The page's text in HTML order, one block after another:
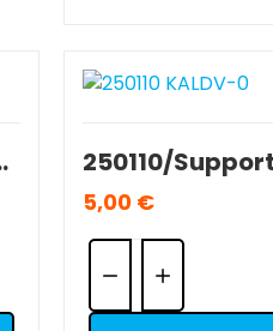
OCCASION BE.
5,00 €
Quantité: